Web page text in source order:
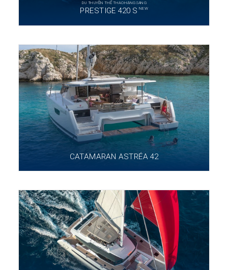
DU THUYỀN THỂ THAO HẠNG SANG
PRESTIGE 420 SNEW
CATAMARAN ASTRÉA 42